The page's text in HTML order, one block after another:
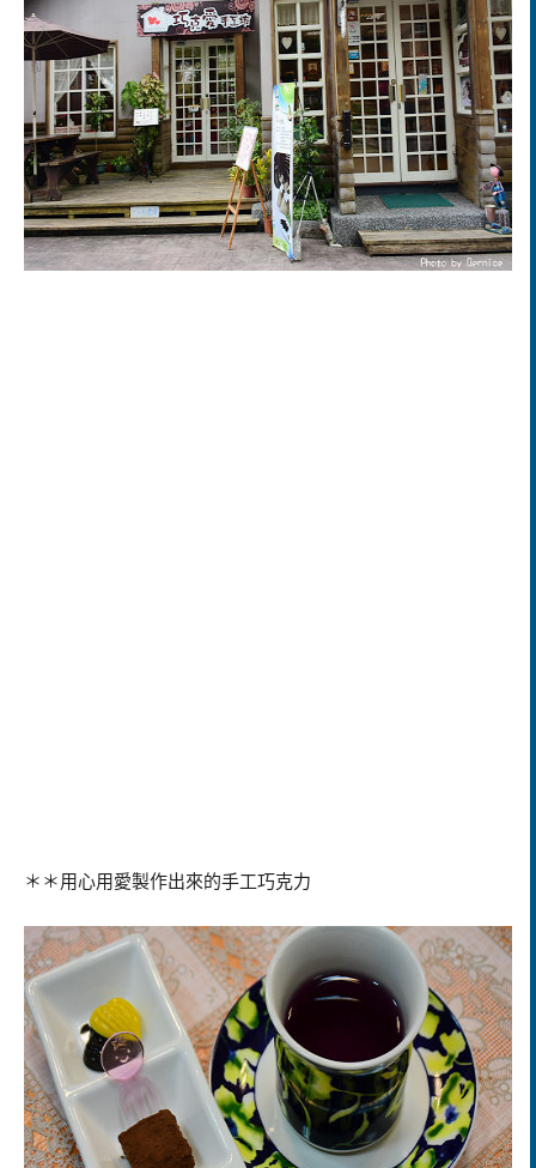
＊＊用心用愛製作出來的手工巧克力